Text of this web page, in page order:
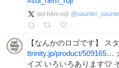
soi hẻm roji @
【なんかのロゴです】 ス
ttrinity.jp/product/509165…
イズ いろいろあります👕